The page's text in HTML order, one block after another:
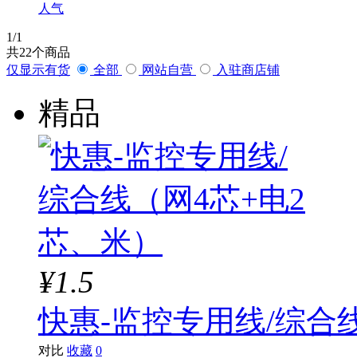
人气
1/1
共22个商品
仅显示有货
全部 网站自营 入驻商店铺
精品
¥1.5
快惠-监控专用线/综合
对比 收藏 0